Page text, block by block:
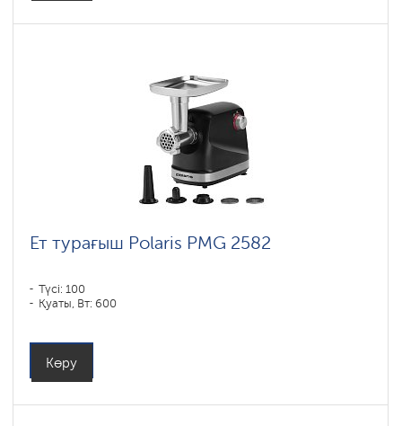
Ет турағыш Polaris PMG 2582
Түсі: 100
Қуаты, Вт: 600
Көру